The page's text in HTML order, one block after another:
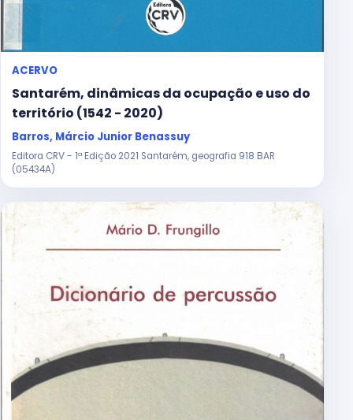
ACERVO
Santarém, dinâmicas da ocupação e uso do
território (1542 - 2020)
Barros, Márcio Junior Benassuy
Editora CRV - 1ª Edição 2021 Santarém, geografia 918 BAR
(05434A)